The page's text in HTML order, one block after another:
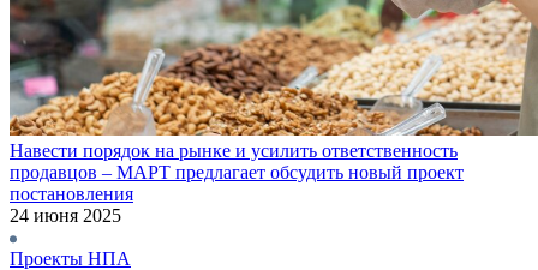
Навести порядок на рынке и усилить ответственность
продавцов – МАРТ предлагает обсудить новый проект
постановления
24 июня 2025
Проекты НПА